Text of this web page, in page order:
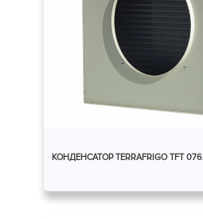
КОНДЕНСАТОР TERRAFRIGO TFT